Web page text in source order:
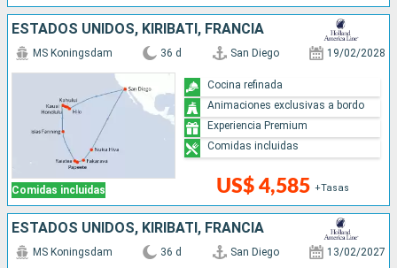
ESTADOS UNIDOS, KIRIBATI, FRANCIA
Comidas incluidas
MS Koningsdam 36 d San Diego 19/02/2028
US$ 4,585 +Tasas
Cocina refinada
Animaciones exclusivas a bordo
Experiencia Premium
Comidas incluidas
ESTADOS UNIDOS, KIRIBATI, FRANCIA
MS Koningsdam 36 d San Diego 13/02/2027